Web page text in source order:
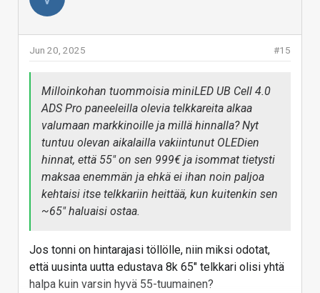
5090:lla kauhean korkeilla frameilla, mutta toisaalta
Vastaa
#15
Jun 20, 2025
Milloinkohan tuommoisia miniLED UB Cell 4.0
ADS Pro paneeleilla olevia telkkareita alkaa
valumaan markkinoille ja millä hinnalla? Nyt
tuntuu olevan aikalailla vakiintunut OLEDien
hinnat, että 55" on sen 999€ ja isommat tietysti
maksaa enemmän ja ehkä ei ihan noin paljoa
kehtaisi itse telkkariin heittää, kun kuitenkin sen
~65" haluaisi ostaa.
Jos tonni on hintarajasi töllölle, niin miksi odotat,
että uusinta uutta edustava 8k 65" telkkari olisi yhtä
halpa kuin varsin hyvä 55-tuumainen?